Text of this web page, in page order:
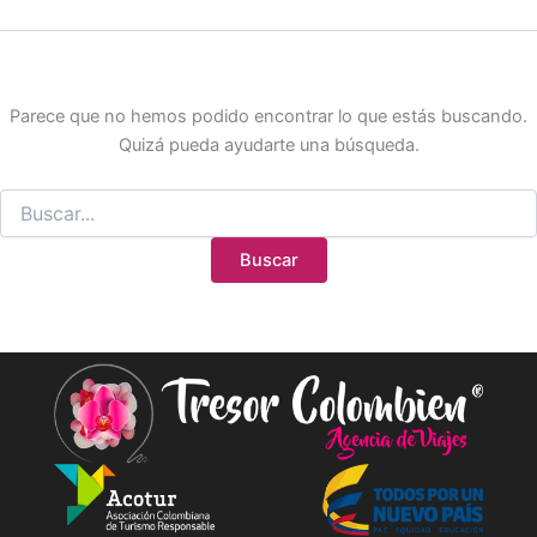
Parece que no hemos podido encontrar lo que estás buscando.
Quizá pueda ayudarte una búsqueda.